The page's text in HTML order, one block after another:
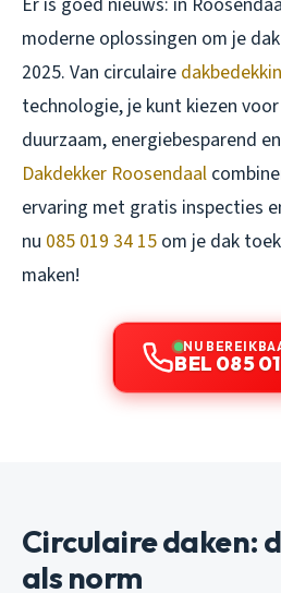
moderne oplossingen om je
2025. Van circulaire
technologie, je kunt kiezen
duurzaam, energiebesparend
Dakdekker Roosendaal
ervaring met gratis inspecties
nu 085 019 34 15 om je dak
maken!
NU
BEL 085
Circulaire daken:
als norm